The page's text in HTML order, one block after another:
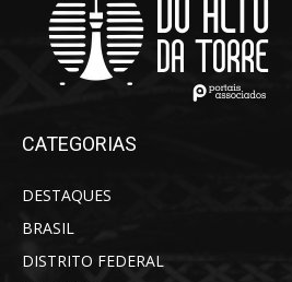
CATEGORIAS
DESTAQUES
BRASIL
DISTRITO FEDERAL